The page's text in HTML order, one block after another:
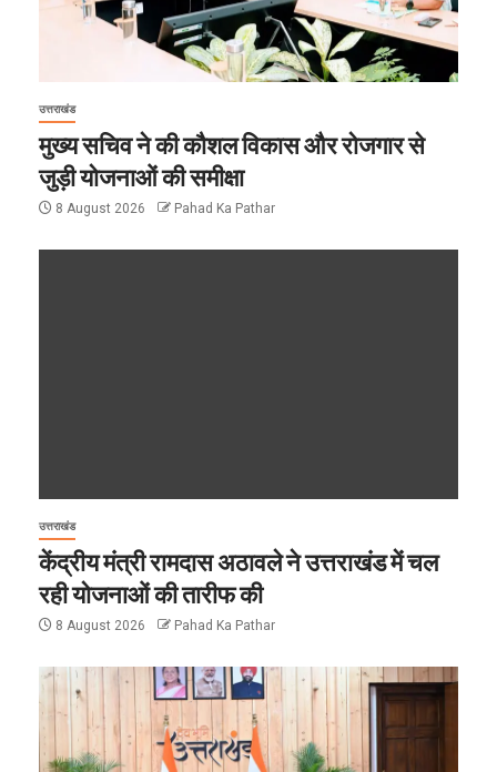
उत्तराखंड
मुख्य सचिव ने की कौशल विकास और रोजगार से
जुड़ी योजनाओं की समीक्षा
8 August 2026 Pahad Ka Pathar
उत्तराखंड
केंद्रीय मंत्री रामदास अठावले ने उत्तराखंड में चल
रही योजनाओं की तारीफ की
8 August 2026 Pahad Ka Pathar